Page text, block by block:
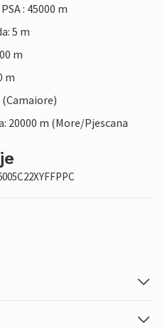
: 45000 m
5 m
m
m
20000 m (More/Pjescana